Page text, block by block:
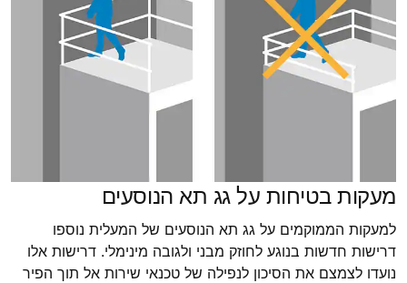
מעקות בטיחות על גג תא הנוסעים
למעקות הממוקמים על גג תא הנוסעים של המעלית נוספו
דרישות חדשות בנוגע לחוזק מבני ולגובה מינימלי. דרישות אלו
נועדו לצמצם את הסיכון לנפילה של טכנאי שירות אל תוך הפיר